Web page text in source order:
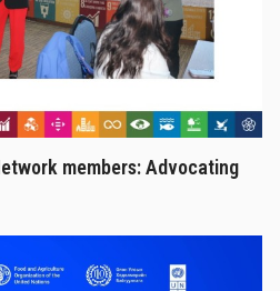
members: Advocating